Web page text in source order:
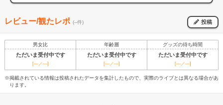
レビュー/観たレポ (--件) 投稿
男女比 年齢層 グッズの待ち時間
ただいま受付中です ただいま受付中です ただいま受付中です
[---／---] [---／---] [---／---]
※掲載されている情報は投稿されたデータを集計したもので、実際のライブとは異なる場合があ
ります。